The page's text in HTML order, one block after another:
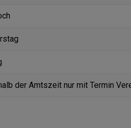
der Amtszeit nur mit Termin